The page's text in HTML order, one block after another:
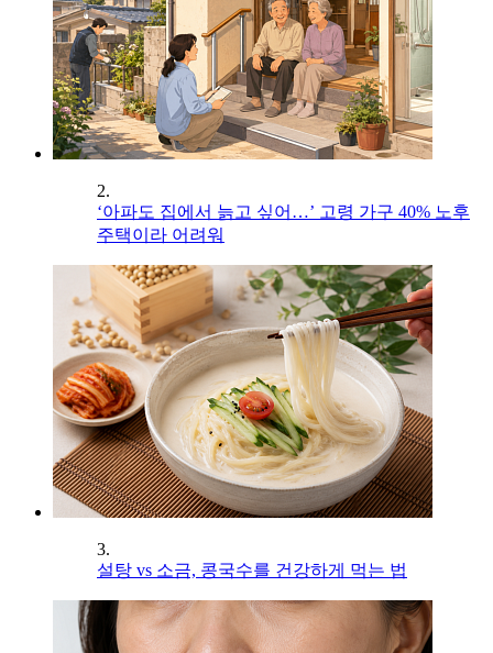
2.
‘아파도 집에서 늙고 싶어…’ 고령 가구 40% 노후
주택이라 어려워
3.
설탕 vs 소금, 콩국수를 건강하게 먹는 법